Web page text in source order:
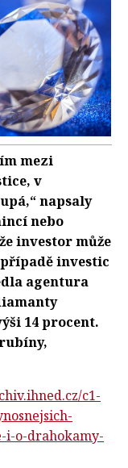
mezi
v
napsaly
nebo
investor může
investic
agentura
14 procent.
c1-
i-o-drahokamy-